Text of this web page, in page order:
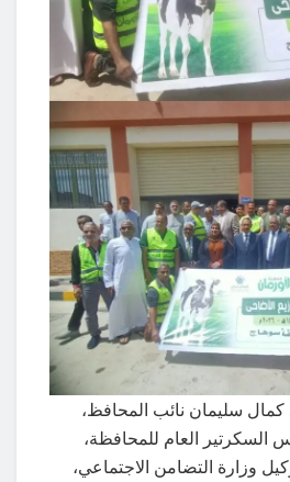
سليمان نائب المحافظ،
السكرتير العام للمحافظة،
وزارة التضامن الاجتماعي،